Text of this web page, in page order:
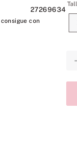
27269634
con